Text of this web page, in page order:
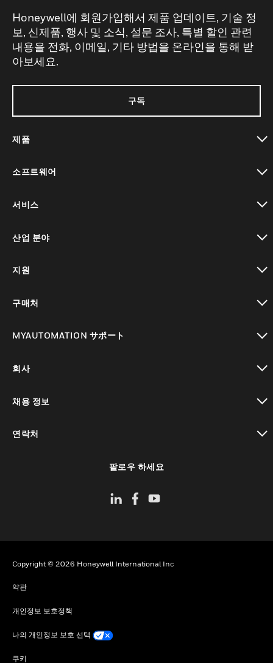
Honeywell에 회원가입해서 제품 업데이트, 기술 정
보, 신제품, 행사 및 소식, 설문 조사, 특별 할인 관련
내용을 전화, 이메일, 기타 방법을 온라인을 통해 받
아보세요.
구독
제품
소프트웨어
서비스
산업 분야
지원
구매처
MYAUTOMATION サポート
회사
채용 정보
연락처
팔로우 하세요
Copyright © 2026 Honeywell International Inc
약관
개인정보 보호정책
나의 개인정보 보호 선택
쿠키